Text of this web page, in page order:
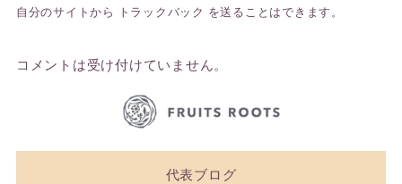
自分のサイトから
トラックバック を送ることはできます。
コメントは受け付けていません。
代表ブログ